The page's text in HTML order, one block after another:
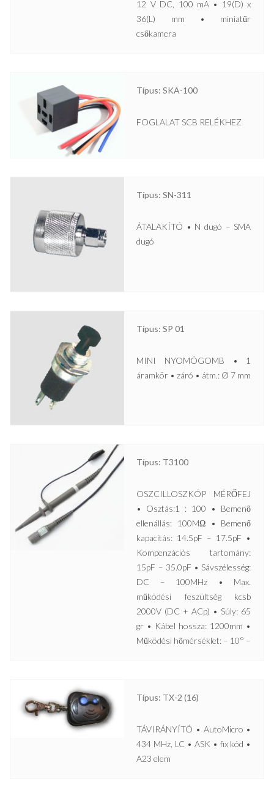
12 V DC, 100 mA • 19(D) x
36(L) mm • miniatűr
csőkamera
Típus: SKA-100
FOGLALAT SCB RELÉKHEZ
Típus: SN-311
ÁTALAKÍTÓ • N dugó – SMA
dugó
Típus: SP 01
MINI NYOMÓGOMB • 1
áramkör • záró • átm.: Ø 7 mm
Típus: T3100
OSZCILLOSZKÓP MÉRŐFEJ
• Osztás:1 : 100 • Bemenő
ellenállás: 100MΩ • Bemenő
kapacitás: 14.5pF – 17.5pF •
Kompenzációs tartomány:
15pF – 35.0pF • Sávszélesség:
DC – 100MHz • Max.
működési feszültség kcsb
2000V (DC + ACp) • Súly: 65
gr • Kábel hossza: 1200mm •
Működési hőmérséklet: – 10° –
Típus: TX-2 (16)
TÁVIRÁNYÍTÓ • AutoMicro •
434 MHz, LC • ASK • fix kód •
A23 elem